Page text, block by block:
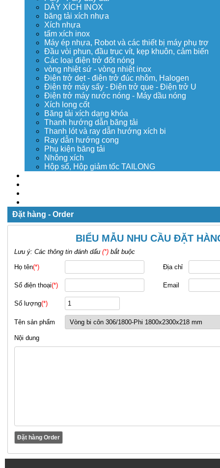
DÂY XÍCH INOX
băng tải xích nhựa
Xích nhựa
tấm xích inox
Máy ép nhựa, Robot và các thiết bị máy phụ trợ
Đầu vòi phun, đầu trục vít, kẹp khuôn, cảm biến
Các loại điện trở đốt nóng
vòng nhiệt sứ - vòng nhiệt inox
Điện trở dẹt - điện trở đúc nhôm, Halogen
Điện trở máy sấy - Điện trở que - Điện trở U
Điện trở máy nước nóng - Máy dầu nóng
Xích long cốt
Băng tải xích dạng khóa
Thanh hướng dẫn băng tải
Thanh lót và ray dẫn hướng xích bi
Ray dẫn hướng cong
Phụ kiện băng tải
Nhông xích
Hộp số, Hộp giảm tốc TAILONG
Đặt hàng - Order
BIỂU MẪU NHU CẦU ĐẶT
Lưu ý: Các thông tin đánh dấu (*) bắt buộc
Họ tên(*) Địa chỉ
Số điện thoại(*) Email
Số lượng(*)
Tên sản phẩm
Nội dung